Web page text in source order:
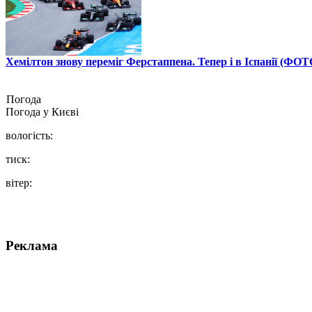
Хемілтон знову переміг Ферстаппена. Тепер і в Іспанії
Погода
Погода у Києві
вологість:
тиск:
вітер:
Реклама